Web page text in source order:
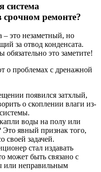
система
срочном ремонте?
– это незаметный, но
за отвод конденсата.
обязательно это заметите!
о проблемах с дренажной
появился затхлый,
о скоплении влаги из-
воды на полу или
Это явный признак того,
своей задачей.
стал издавать
может быть связано с
или неправильным